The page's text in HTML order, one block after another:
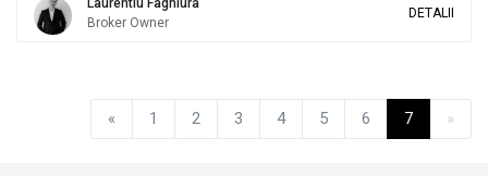
Laurentiu Faghiura
Broker Owner
DETALII
« 1 2 3 4 5 6 7 »